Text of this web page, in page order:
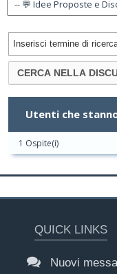
Utenti che
1 Ospite(i)
QUICK LINKS
Nuovi